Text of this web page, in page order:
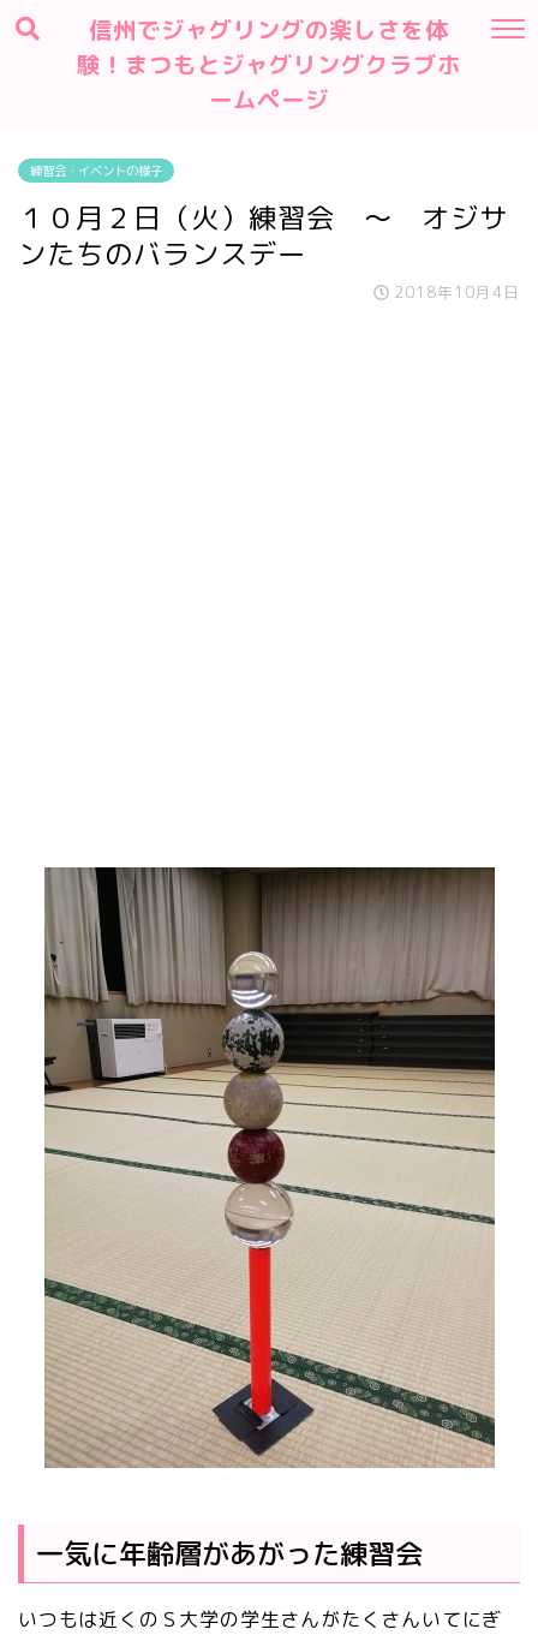
信州でジャグリングの楽しさを体
験！まつもとジャグリングクラブホ
ームページ
練習会・イベントの様子
１０月２日（火）練習会 ～ オジサ
ンたちのバランスデー
2018年10月4日
一気に年齢層があがった練習会
いつもは近くのＳ大学の学生さんがたくさんいてにぎ